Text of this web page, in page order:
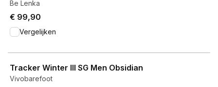
Be Lenka
€ 99,90
Vergelijken
Tracker Winter III SG Men Obsidian
Vivobarefoot